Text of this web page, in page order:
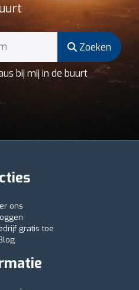
Zoeken
bij mij in de buurt
ons
gratis toe